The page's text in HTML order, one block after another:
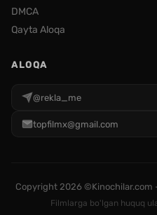
DMCA
Qayta Aloqa
ALOQA
@rekla_me
topfilmx@gmail.com
Copyright 2026 ©Kinochilar.com
Filmlarga bo'lgan huquq